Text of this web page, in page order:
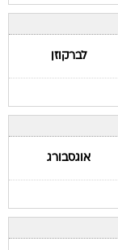
לברקוזן
אוגסבורג